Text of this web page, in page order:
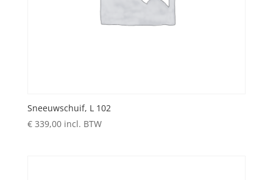
Sneeuwschuif, L 102
€339,00 incl. BTW